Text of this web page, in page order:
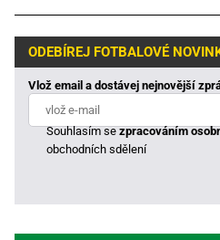
ODEBÍREJ FOTBALOVÉ
Vlož email a dostávej nejnovější
Souhlasím sezpracováním
obchodních sdělení